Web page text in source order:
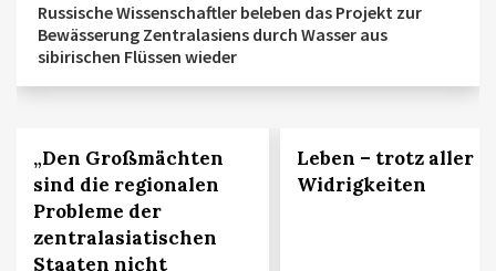
Russische Wissenschaftler beleben das Projekt zur
Bewässerung Zentralasiens durch Wasser aus
sibirischen Flüssen wieder
„Den Großmächten
sind die regionalen
Probleme der
zentralasiatischen
Staaten nicht
Leben – trotz aller
Widrigkeiten